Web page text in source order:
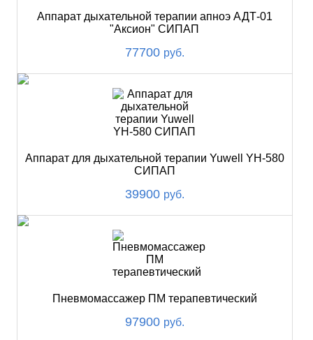
Аппарат дыхательной терапии апноэ АДТ-01
"Аксион" СИПАП
77700 руб.
Аппарат для дыхательной терапии Yuwell YH-580
СИПАП
39900 руб.
Пневмомассажер ПМ терапевтический
97900 руб.